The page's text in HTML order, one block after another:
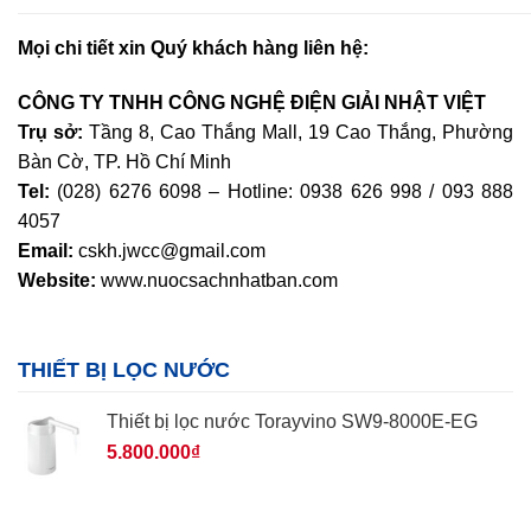
Mọi chi tiết xin Quý khách hàng liên hệ:
CÔNG TY TNHH CÔNG NGHỆ ĐIỆN GIẢI NHẬT VIỆT
Trụ sở: Tầng 8, Cao Thắng Mall, 19 Cao Thắng, Phường
Bàn Cờ, TP. Hồ Chí Minh
Tel: (028) 6276 6098 – Hotline: 0938 626 998 / 093 888
4057
Email: cskh.jwcc@gmail.com
Website: www.nuocsachnhatban.com
THIẾT BỊ LỌC NƯỚC
Thiết bị lọc nước Torayvino SW9-8000E-EG
5.800.000₫